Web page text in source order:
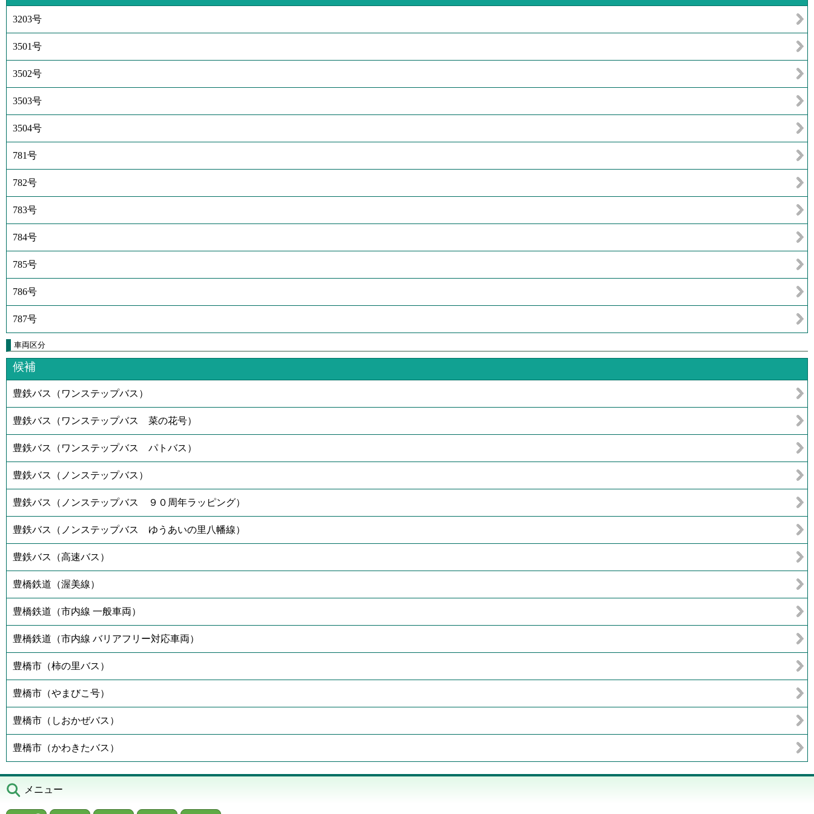
3203号
3501号
3502号
3503号
3504号
781号
782号
783号
784号
785号
786号
787号
車両区分
候補
豊鉄バス（ワンステップバス）
豊鉄バス（ワンステップバス 菜の花号）
豊鉄バス（ワンステップバス パトバス）
豊鉄バス（ノンステップバス）
豊鉄バス（ノンステップバス ９０周年ラッピング）
豊鉄バス（ノンステップバス ゆうあいの里八幡線）
豊鉄バス（高速バス）
豊橋鉄道（渥美線）
豊橋鉄道（市内線 一般車両）
豊橋鉄道（市内線 バリアフリー対応車両）
豊橋市（柿の里バス）
豊橋市（やまびこ号）
豊橋市（しおかぜバス）
豊橋市（かわきたバス）
メニュー